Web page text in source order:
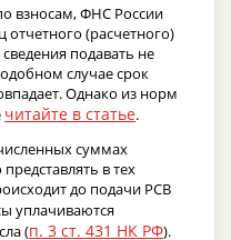
взносам, ФНС России
отчетного (расчетного)
подавать не
случае срок
Однако из норм
читайте в статье.
суммах
в тех
до подачи РСВ
уплачиваются
(п. 3 ст. 431 НК РФ).